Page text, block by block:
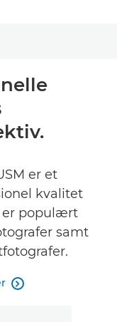
breadcrumbs
er et
kvalitet
er populært
samt
